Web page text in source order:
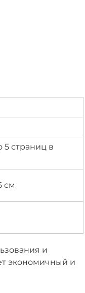
5 страниц в
см
и
экономичный и